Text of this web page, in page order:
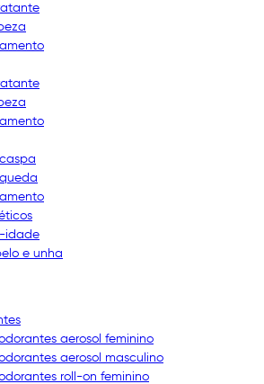
idade
e unha
aerosol feminino
aerosol masculino
roll-on feminino